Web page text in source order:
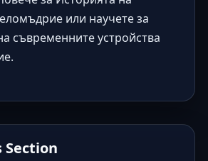
или научете за
съвременните устройства
.
Section